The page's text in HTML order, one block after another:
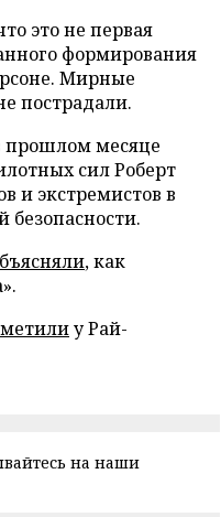
это не первая
формирования
Мирные
пострадали.
прошлом месяце
сил Роберт
и экстремистов в
, как
у Рай-
на наши